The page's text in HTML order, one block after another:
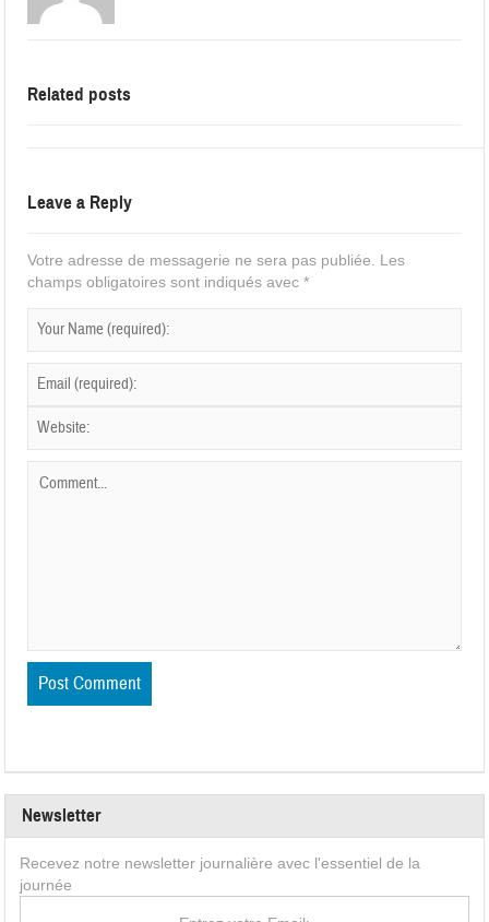
Related posts
Leave a Reply
Votre adresse de messagerie ne sera pas publiée.
Les
champs obligatoires sont indiqués avec*
Newsletter
Recevez notre newsletter journalière avec l'essentiel de la
journée